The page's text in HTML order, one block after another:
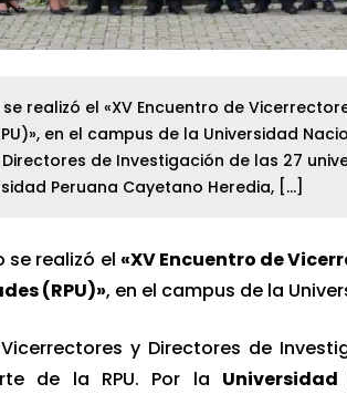
realizó el «XV Encuentro de
en el campus de la Universidad
de Investigación de las 27
Peruana Cayetano Heredia, […]
se realizó el «XV Encuentro de
(RPU)», en el campus de la
y Directores de
de la RPU. Por la